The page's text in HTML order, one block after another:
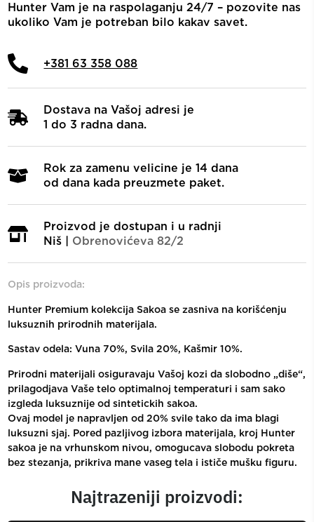
Hunter Vam je na raspolaganju 24/7 – pozovite nas
ukoliko Vam je potreban bilo kakav savet.
+381 63 358 088
Dostava na Vašoj adresi je
1 do 3 radna dana.
Rok za zamenu velicine je 14 dana
od dana kada preuzmete paket.
Proizvod je dostupan i u radnji
Niš | Obrenovićeva 82/2
Opis proizvoda:
Hunter Premium kolekcija Sakoa se zasniva na korišćenju
luksuznih prirodnih materijala.
Sastav odela: Vuna 70%, Svila 20%, Kašmir 10%.
Prirodni materijali osiguravaju Vašoj kozi da slobodno „diše“,
prilagodjava Vaše telo optimalnoj temperaturi i sam sako
izgleda luksuznije od sintetickih sakoa.
Ovaj model je napravljen od 20% svile tako da ima blagi
luksuzni sjaj. Pored pazljivog izbora materijala, kroj Hunter
sakoa je na vrhunskom nivou, omogucava slobodu pokreta
bez stezanja, prikriva mane vaseg tela i ističe mušku figuru.
Najtrazeniji proizvodi: